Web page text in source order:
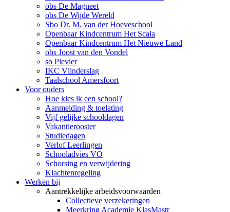
obs De Magneet
obs De Wijde Wereld
Sbo Dr. M. van der Hoeveschool
Openbaar Kindcentrum Het Scala
Openbaar Kindcentrum Het Nieuwe Land
obs Joost van den Vondel
so Plevier
IKC Vlinderslag
Taalschool Amersfoort
Voor ouders
Hoe kies ik een school?
Aanmelding & toelating
Vijf gelijke schooldagen
Vakantierooster
Studiedagen
Verlof Leerlingen
Schooladvies VO
Schorsing en verwijdering
Klachtenregeling
Werken bij
Aantrekkelijke arbeidsvoorwaarden
Collectieve verzekeringen
Meerkring Academie KlasMastr